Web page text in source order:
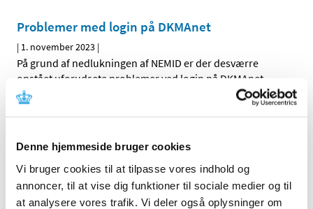
Denne hjemmeside bruger cookies
Vi bruger cookies til at tilpasse vores indhold og
annoncer, til at vise dig funktioner til sociale medier og til
at analysere vores trafik. Vi deler også oplysninger om
Problemer med login på DKMAnet
| 1. november 2023 |
På grund af nedlukningen af NEMID er der desværre
opstået uforudsete problemer ved login på DKMAnet.
Topiramat og topiramat/phentermin
forebygge eksponering under graviditet
|1. november 2023|
Topiramat kan forårsage alvorlige medfødte
misdannelser og væksthæmning hos fosteret, hvis det…